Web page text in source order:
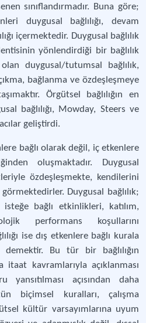
sınıflandırmadır. Buna göre;
duygusal bağlılığı, devam
içermektedir. Duygusal bağlılık
yönlendirdiği bir bağlılık
duygusal/tutumsal bağlılık,
bağlanma ve özdeşleşmeye
Örgütsel bağlılığın en
bağlılığı, Mowday, Steers ve
geliştirdi.
bağlı olarak değil, iç etkenlere
oluşmaktadır. Duygusal
özdeşleşmekte, kendilerini
Duygusal bağlılık;
bağlı etkinlikleri, katılım,
performans koşullarını
ise dış etkenlere bağlı kurala
demektir. Bu tür bir bağlılığın
itaat kavramlarıyla açıklanması
yansıtılması açısından daha
biçimsel kuralları, çalışma
kültür varsayımlarına uyum